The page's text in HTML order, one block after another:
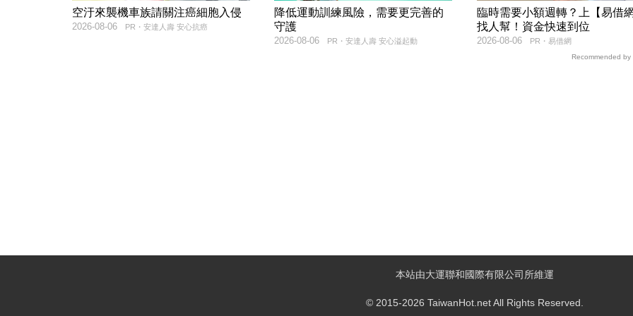
空汙來襲機車族請關注癌細胞入侵
PR・安達人壽 安心抗癌
2026-08-06
降低運動訓練風險，需要更完善的
守護
PR・安達人壽 安心溢起動
2026-08-06
臨時需要小額週轉？上【易借
找人幫！資金快速到位
PR・易借網
2026-08-06
Recommended by
本站由大運聯和國際有限公司所維運
© 2015-2026 TaiwanHot.net All Rights Reserved.